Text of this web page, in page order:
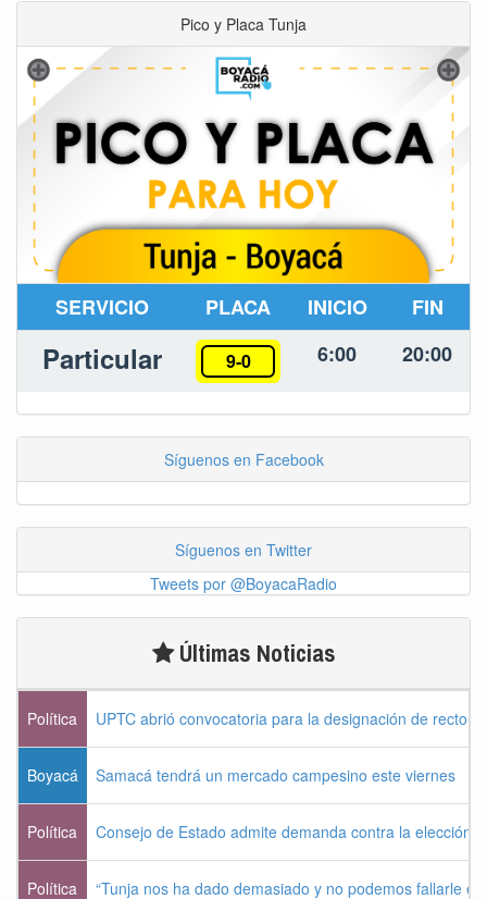
Pico y Placa Tunja
SERVICIO PLACA INICIO FIN
Particular 9-0 6:00 20:00
Síguenos en Facebook
Síguenos en Twitter
Tweets por @BoyacaRadio
Últimas Noticias
Política UPTC abrió convocatoria para la designación de rector
Boyacá Samacá tendrá un mercado campesino este viernes
Política Consejo de Estado admite demanda contra la elección
Política “Tunja nos ha dado demasiado y no podemos fallarle